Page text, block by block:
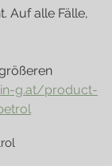
Auf alle Fälle,
g.at/product-